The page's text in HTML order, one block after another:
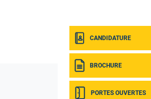
CANDIDATURE
BROCHURE
PORTES OUVERTES